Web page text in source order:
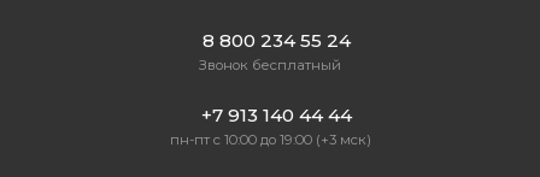
8 800 234 55 24
Звонок бесплатный
+7 913 140 44 44
пн-пт с 10:00 до 19:00 (+3 мск)